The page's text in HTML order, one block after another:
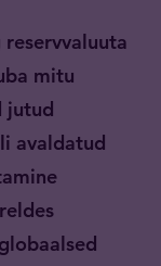
mitu
jutud
avaldatud